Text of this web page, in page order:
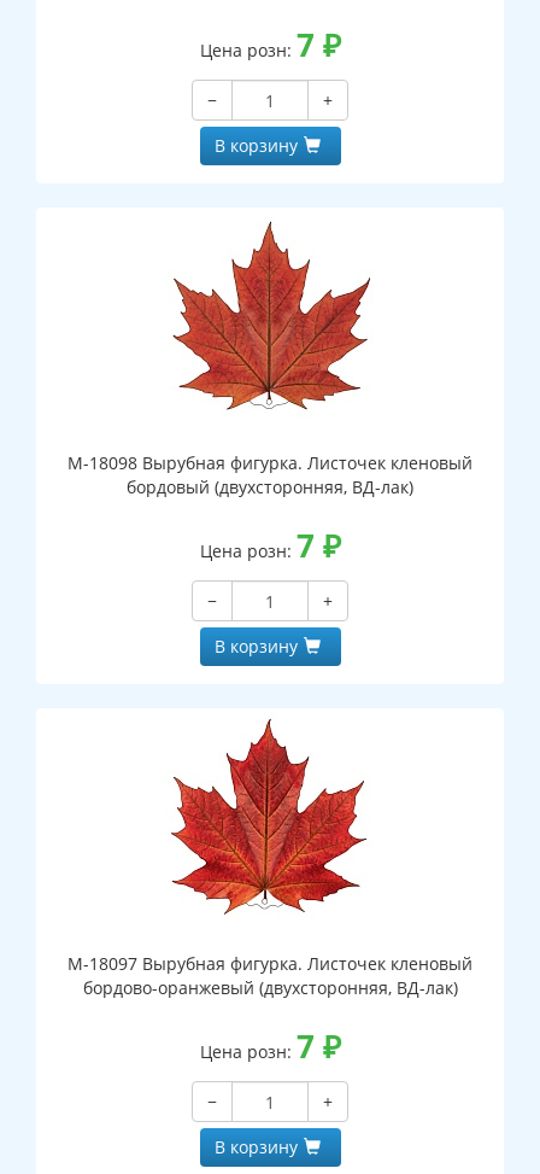
Цена розн: 7 ₽
−
+
В корзину
М-18098 Вырубная фигурка. Листочек кленовый
бордовый (двухсторонняя, ВД-лак)
Цена розн: 7 ₽
−
+
В корзину
М-18097 Вырубная фигурка. Листочек кленовый
бордово-оранжевый (двухсторонняя, ВД-лак)
Цена розн: 7 ₽
−
+
В корзину